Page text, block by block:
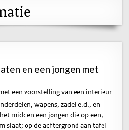
en een jongen met
een voorstelling van een interieur
wapens, zadel e.d., en
midden een jongen die op een,
slaat; op de achtergrond aan tafel